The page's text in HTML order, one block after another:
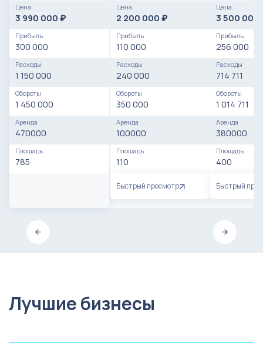
Цена
3 990 000 ₽
Прибыль
300 000
Расходы
1 150 000
Обороты
1 450 000
Аренда
470000
Площадь
785
Цена
2 200 000 ₽
Прибыль
110 000
Расходы
240 000
Обороты
350 000
Аренда
100000
Площадь
110
Быстрый просмотр
Цена
3 500 000
Прибыль
256 000
Расходы
714 711
Обороты
1 014 711
Аренда
380000
Площадь
400
Быстрый
Лучшие бизнесы